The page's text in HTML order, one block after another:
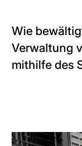
Wie
Verwaltung
mithilfe des